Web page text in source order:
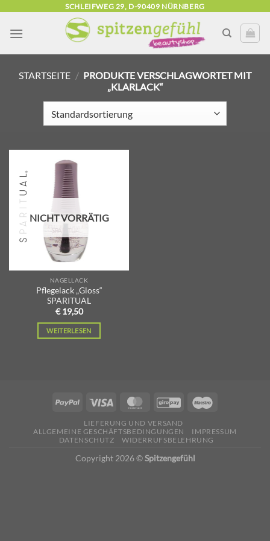
springen
SCHLEIFWEG 29, D-90409 NÜRNBERG
STARTSEITE / PRODUKTE VERSCHLAGWORTET MIT
„KLARLACK“
NICHT VORRÄTIG
NAGELLACK
Pflegelack „Gloss“
SPARITUAL
€ 19,50
WEITERLESEN
LIEFERUNG UND VERSAND
ALLGEMEINE GESCHÄFTSBEDINGUNGEN
IMPRESSUM
DATENSCHUTZ
WIDERRUFSBELEHRUNG
Copyright 2026 ©Spitzengefühl